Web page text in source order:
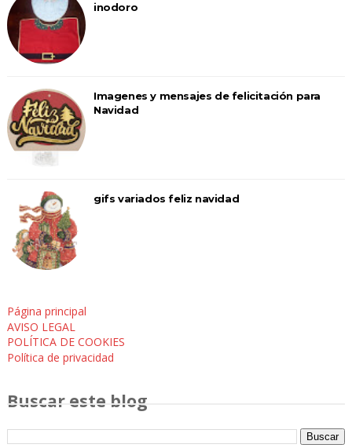
inodoro
Imagenes y mensajes de felicitación para
Navidad
gifs variados feliz navidad
Página principal
AVISO LEGAL
POLÍTICA DE COOKIES
Política de privacidad
Buscar este blog